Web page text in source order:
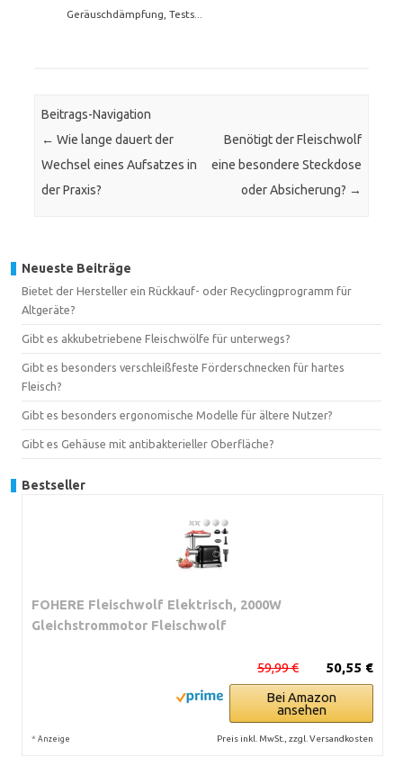
Geräuschdämpfung, Tests...
Beitrags-Navigation
← Wie lange dauert der
Wechsel eines Aufsatzes in
der Praxis?
Benötigt der Fleischwolf
eine besondere Steckdose
oder Absicherung? →
Neueste Beiträge
Bietet der Hersteller ein Rückkauf- oder Recyclingprogramm für
Altgeräte?
Gibt es akkubetriebene Fleischwölfe für unterwegs?
Gibt es besonders verschleißfeste Förderschnecken für hartes
Fleisch?
Gibt es besonders ergonomische Modelle für ältere Nutzer?
Gibt es Gehäuse mit antibakterieller Oberfläche?
Bestseller
FOHERE Fleischwolf Elektrisch, 2000W
Gleichstrommotor Fleischwolf
50,55 €
59,99 €
Bei Amazon
ansehen
* Anzeige Preis inkl. MwSt., zzgl. Versandkosten